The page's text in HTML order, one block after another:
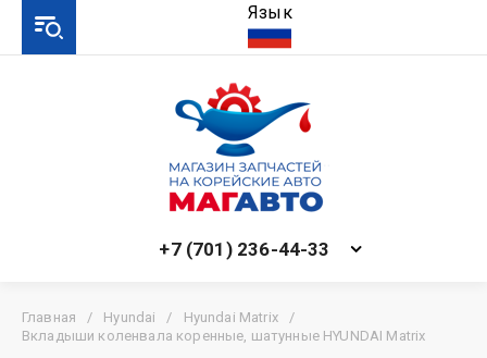
+7 (701) 236-44-33
Главная / Hyundai / Hyundai Matrix
/
Вкладыши коленвала коренные, шатунные HYUNDAI Matrix
Язык